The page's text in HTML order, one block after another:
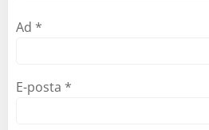
Ad *
E-posta *